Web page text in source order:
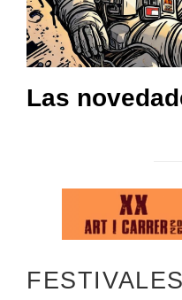
Las
FESTIVALES